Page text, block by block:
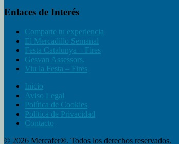
Enlaces de Interés
Comparte tu experiencia
El Mercadillo Semanal
Festa Catalunya – Fires
Gesvan Assessors.
Viu la Festa – Fires
Inicio
Aviso Legal
Política de Cookies
Política de Privacidad
Contacto
© 2026 Mercafer®. Todos los derechos reservados.